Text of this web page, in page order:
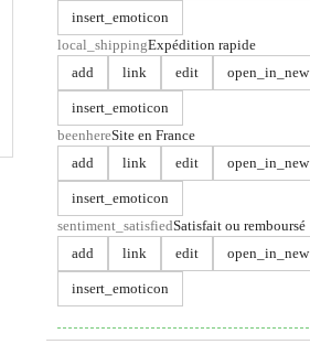
insert_emoticon
local_shippingExpédition rapide
add
link edit open_in_new
insert_emoticon
beenhereSite en France
add
link edit open_in_new
insert_emoticon
sentiment_satisfiedSatisfait ou remboursé
add
link edit open_in_new
insert_emoticon